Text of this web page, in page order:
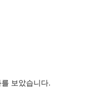
보았습니다.